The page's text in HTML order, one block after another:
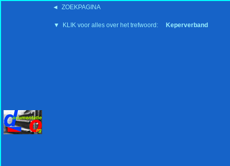
◄ ZOEKPAGINA
▼ KLIK voor alles over het trefwoord: Keperverband
'15:19 19-2-2008